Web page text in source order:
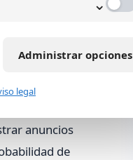
anuncios
de
Administrar opciones
legal